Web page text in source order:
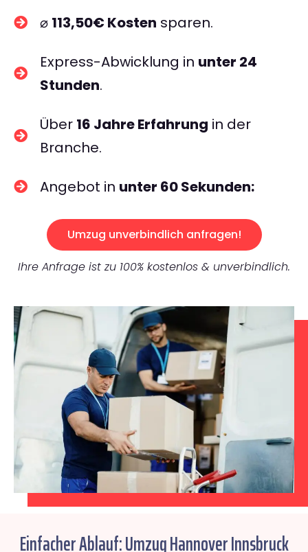
⌀ 113,50€ Kosten sparen.
Express-Abwicklung in unter 24
Stunden.
Über 16 Jahre Erfahrung in der
Branche.
Angebot in unter 60 Sekunden:
Umzug unverbindlich anfragen!
Ihre Anfrage ist zu 100% kostenlos & unverbindlich.
Einfacher Ablauf: Umzug Hannover Innsbruck